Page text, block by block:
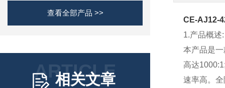
查看全部产品 >>
ARTICLE
相关文章
CE-AJ12-
1.产品概述:
本产品是
高达
速率高。